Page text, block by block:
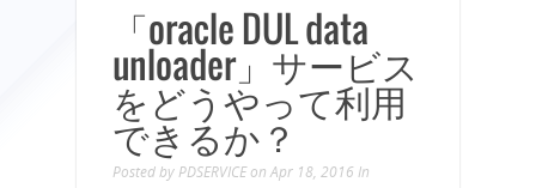
「oracle DUL data
unloader」サービス
をどうやって利用
できるか？
Posted by PDSERVICE on Apr 18, 2016 In